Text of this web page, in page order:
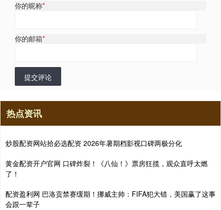
你的昵称*
你的邮箱*
提交评论
热点资讯
炒股配资网站拾必选配资 2026年暑期档影视口碑两极分化
黄金配资开户官网 口碑炸裂！《八仙！》票房狂揽，观众直呼太燃
了！
配资盈利网 巴洛贡禁赛缓期！挪威主帅：FIFA犯大错，美国赢了这事
会跟一辈子